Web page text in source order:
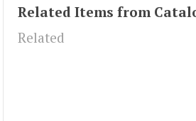
Related Items from
Related